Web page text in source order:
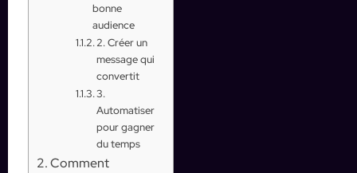
bonne
audience
2. Créer un
message qui
convertit
3.
Automatiser
pour gagner
du temps
Comment